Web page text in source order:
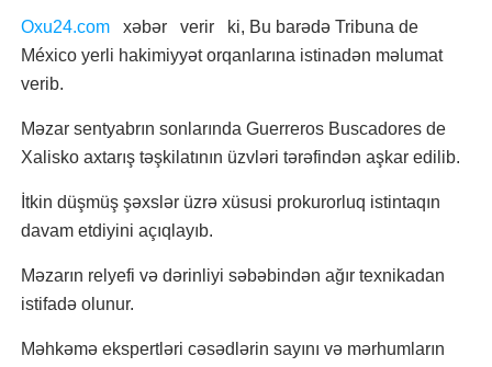
Oxu24.com xəbər verir ki, Bu barədə Tribuna de
México yerli hakimiyyət orqanlarına istinadən məlumat
verib.
Məzar sentyabrın sonlarında Guerreros Buscadores de
Xalisko axtarış təşkilatının üzvləri tərəfindən aşkar edilib.
İtkin düşmüş şəxslər üzrə xüsusi prokurorluq istintaqın
davam etdiyini açıqlayıb.
Məzarın relyefi və dərinliyi səbəbindən ağır texnikadan
istifadə olunur.
Məhkəmə ekspertləri cəsədlərin sayını və mərhumların